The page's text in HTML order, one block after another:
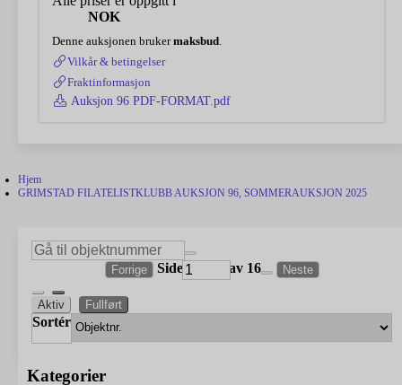
NOK
Denne auksjonen brukermaksbud.
Vilkår & betingelser
Fraktinformasjon
Auksjon 96 PDF-FORMAT.pdf
Hjem
GRIMSTAD FILATELISTKLUBB AUKSJON 96, SOMMERAUKSJON 2025
Forrige Side av 16 Neste
Aktiv Fullført
Sortér
Kategorier